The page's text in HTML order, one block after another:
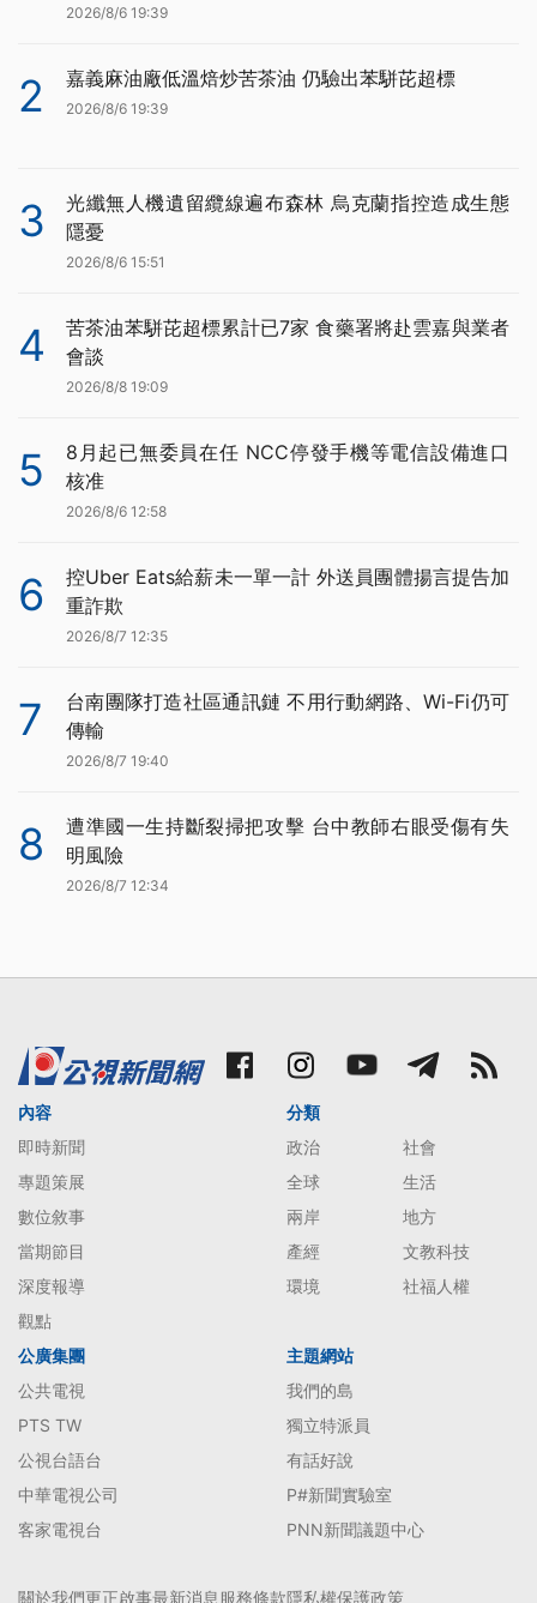
2026/8/6 19:39
2 嘉義麻油廠低溫焙炒苦茶油 仍驗出苯駢芘超標
2026/8/6 19:39
3
光纖無人機遺留纜線遍布森林 烏克蘭指控造成生態
隱憂
2026/8/6 15:51
4
苦茶油苯駢芘超標累計已7家 食藥署將赴雲嘉與業者
會談
2026/8/8 19:09
5
8月起已無委員在任 NCC停發手機等電信設備進口
核准
2026/8/6 12:58
6
控Uber Eats給薪未一單一計 外送員團體揚言提告加
重詐欺
2026/8/7 12:35
7
台南團隊打造社區通訊鏈 不用行動網路、Wi-Fi仍可
傳輸
2026/8/7 19:40
8
遭準國一生持斷裂掃把攻擊 台中教師右眼受傷有失
明風險
2026/8/7 12:34
內容
即時新聞
專題策展
數位敘事
當期節目
深度報導
觀點
分類
政治
社會
全球
生活
兩岸
地方
產經
文教科技
環境
社福人權
公廣集團
公共電視
PTS TW
公視台語台
中華電視公司
客家電視台
主題網站
我們的島
獨立特派員
有話好說
P#新聞實驗室
PNN新聞議題中心
關於我們更正啟事最新消息服務條款隱私權保護政策